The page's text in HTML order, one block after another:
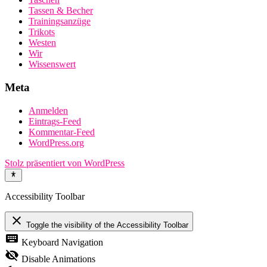
Tassen & Becher
Trainingsanzüge
Trikots
Westen
Wir
Wissenswert
Meta
Anmelden
Eintrags-Feed
Kommentar-Feed
WordPress.org
Stolz präsentiert von WordPress
Accessibility Toolbar
close Toggle the visibility of the Accessibility Toolbar
keyboard Keyboard Navigation
visibility_off Disable Animations